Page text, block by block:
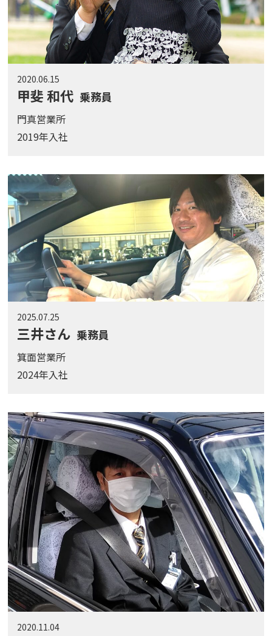
2020.06.15
甲斐 和代 乗務員
門真営業所
2019年入社
2025.07.25
三井さん 乗務員
箕面営業所
2024年入社
2020.11.04